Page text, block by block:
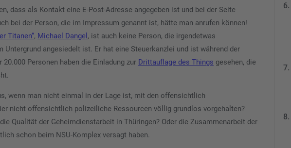
dass als Kontakt eine E-Post-Adresse angegeben ist und bei der Seite
bei der Person, die im Impressum genannt ist, hätte man anrufen können!
Titanen“, Michael Dangel , ist auch keine Person, die irgendetwas
angesiedelt ist. Er hat eine Steuerkanzlei und ist während der
Personen haben die Einladung zur Drittauflage des Things gesehen, die
wenn man nicht einmal in der Lage ist, mit den offensichtlich
nicht offensichtlich polizeiliche Ressourcen völlig grundlos vorgehalten?
Qualität der Geheimdienstarbeit in Thüringen? Oder die Zusammenarbeit der
schon beim NSU-Komplex versagt haben.